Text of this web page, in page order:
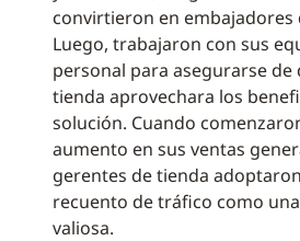
convirtieron en embajadores
Luego, trabajaron con sus
personal para asegurarse de
tienda aprovechara los
solución. Cuando
aumento en sus ventas
gerentes de tienda
recuento de tráfico como
valiosa.